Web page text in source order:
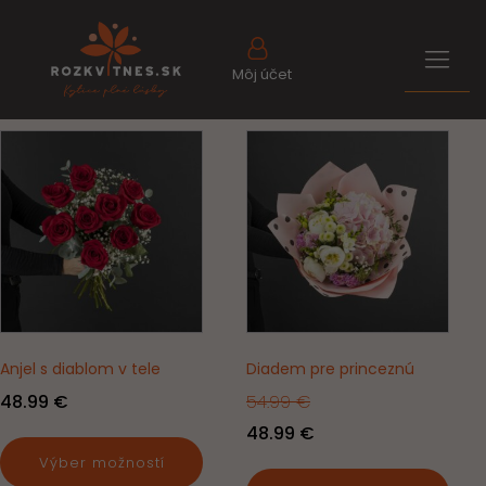
Môj účet
Anjel s diablom v tele
48.99 €
48.99 €
Výber možností
produkt
má
viacero
variantov.
Možnosti
na
stránke
Diadem pre princeznú
54.99€
Pôvodná
48.99 €